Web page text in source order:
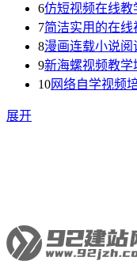
6仿短视频在线教
7简洁实用的在
8漫画连载小说阅
9新海螺视频教学
10网络自学视频
展开